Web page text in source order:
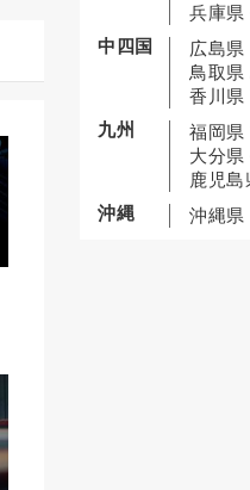
兵庫県
中四国
広島県
鳥取県
香川県
九州
福岡県
大分県
鹿児島
沖縄
沖縄県